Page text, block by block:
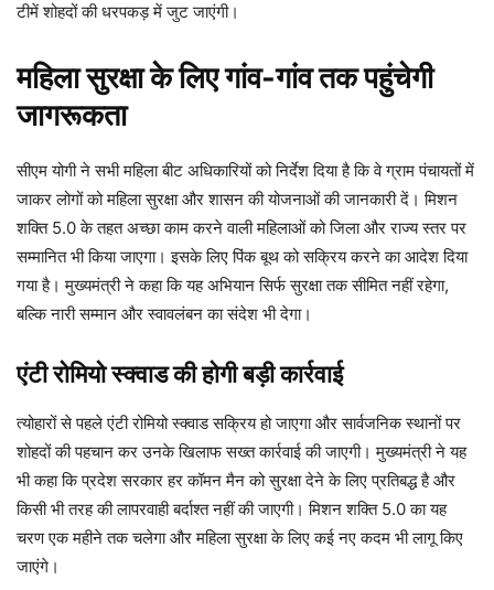
टीमें शोहदों की धरपकड़ में जुट जाएंगी।
महिला सुरक्षा के लिए गांव-गांव तक पहुंचेगी
जागरूकता
सीएम योगी ने सभी महिला बीट अधिकारियों को निर्देश दिया है कि वे ग्राम पंचायतों में
जाकर लोगों को महिला सुरक्षा और शासन की योजनाओं की जानकारी दें। मिशन
शक्ति 5.0 के तहत अच्छा काम करने वाली महिलाओं को जिला और राज्य स्तर पर
सम्मानित भी किया जाएगा। इसके लिए पिंक बूथ को सक्रिय करने का आदेश दिया
गया है। मुख्यमंत्री ने कहा कि यह अभियान सिर्फ सुरक्षा तक सीमित नहीं रहेगा,
बल्कि नारी सम्मान और स्वावलंबन का संदेश भी देगा।
एंटी रोमियो स्क्वाड की होगी बड़ी कार्रवाई
त्योहारों से पहले एंटी रोमियो स्क्वाड सक्रिय हो जाएगा और सार्वजनिक स्थानों पर
शोहदों की पहचान कर उनके खिलाफ सख्त कार्रवाई की जाएगी। मुख्यमंत्री ने यह
भी कहा कि प्रदेश सरकार हर कॉमन मैन को सुरक्षा देने के लिए प्रतिबद्ध है और
किसी भी तरह की लापरवाही बर्दाश्त नहीं की जाएगी। मिशन शक्ति 5.0 का यह
चरण एक महीने तक चलेगा और महिला सुरक्षा के लिए कई नए कदम भी लागू किए
जाएंगे।